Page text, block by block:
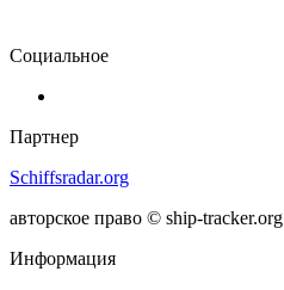
Социальное
Партнер
Schiffsradar.org
авторское право © ship-tracker.org
Информация